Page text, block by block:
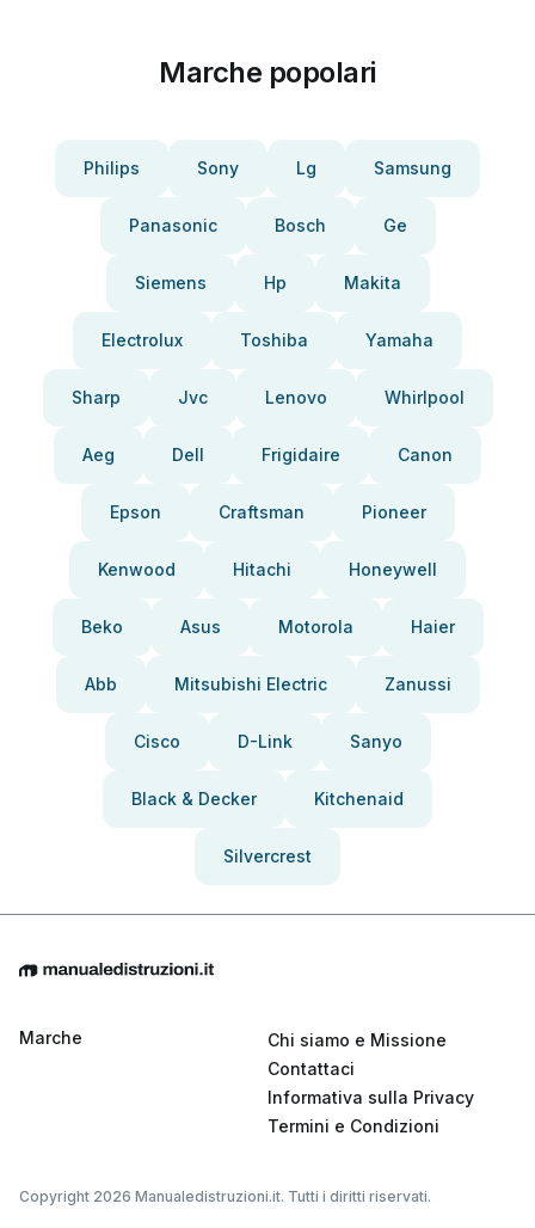
Marche popolari
Philips Sony Lg Samsung
Panasonic Bosch Ge
Siemens Hp Makita
Electrolux Toshiba Yamaha
Sharp Jvc Lenovo Whirlpool
Aeg Dell Frigidaire Canon
Epson Craftsman Pioneer
Kenwood Hitachi Honeywell
Beko Asus Motorola Haier
Abb Mitsubishi Electric Zanussi
Cisco D-Link Sanyo
Black & Decker Kitchenaid
Silvercrest
Marche
Chi siamo e Missione
Contattaci
Informativa sulla Privacy
Termini e Condizioni
Copyright 2026 Manualedistruzioni.it. Tutti i diritti riservati.